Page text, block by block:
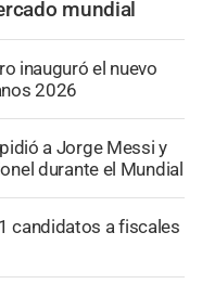
mundial
inauguró el nuevo
2026
a Jorge Messi y
durante el Mundial
candidatos a fiscales